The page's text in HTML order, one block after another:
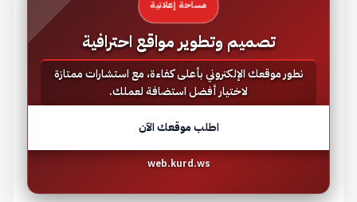
مساحة إعلانية
تصميم وتطوير مواقع احترافية
نطور موقعك الإلكتروني بأعلى كفاءة، مع استشارات ممتازة
لاختيار أفضل استضافة لعملك.
اطلب موقعك الآن
web.kurd.ws